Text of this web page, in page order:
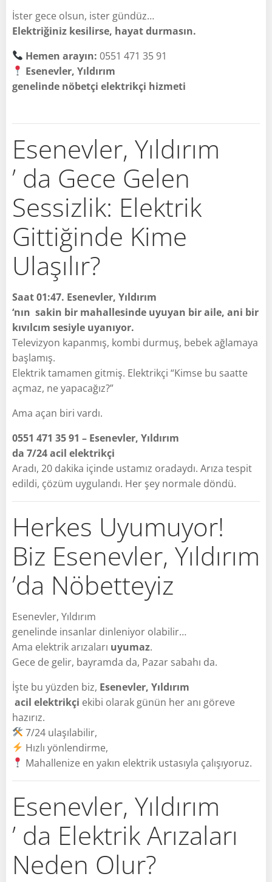
İster gece olsun, ister gündüz…
Elektriğiniz kesilirse, hayat durmasın.
Hemen arayın: 0551 471 35 91
Esenevler, Yıldırım
genelinde nöbetçi elektrikçi hizmeti
Esenevler, Yıldırım
’ da Gece Gelen
Sessizlik: Elektrik
Gittiğinde Kime
Ulaşılır?
Saat 01:47. Esenevler, Yıldırım
‘nın sakin bir mahallesinde uyuyan bir aile, ani bir
kıvılcım sesiyle uyanıyor.
Televizyon kapanmış, kombi durmuş, bebek ağlamaya
başlamış.
Elektrik tamamen gitmiş. Elektrikçi “Kimse bu saatte
açmaz, ne yapacağız?”
Ama açan biri vardı.
0551 471 35 91 – Esenevler, Yıldırım
da 7/24 acil elektrikçi
Aradı, 20 dakika içinde ustamız oradaydı. Arıza tespit
edildi, çözüm uygulandı. Her şey normale döndü.
Herkes Uyumuyor!
Biz Esenevler, Yıldırım
’da Nöbetteyiz
Esenevler, Yıldırım
genelinde insanlar dinleniyor olabilir…
Ama elektrik arızaları uyumaz.
Gece de gelir, bayramda da, Pazar sabahı da.
İşte bu yüzden biz, Esenevler, Yıldırım
acil elektrikçi ekibi olarak günün her anı göreve
hazırız.
7/24 ulaşılabilir,
Hızlı yönlendirme,
Mahallenize en yakın elektrik ustasıyla çalışıyoruz.
Esenevler, Yıldırım
’ da Elektrik Arızaları
Neden Olur?